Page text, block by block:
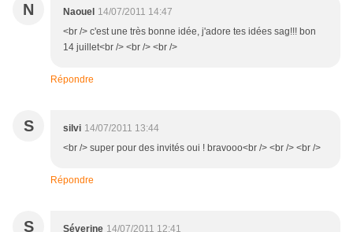
N Naouel 14/07/2011 14:47
<br /> c'est une très bonne idée, j'adore tes idées sag!!! bon
14 juillet<br /> <br /> <br />
Répondre
S silvi 14/07/2011 13:44
<br /> super pour des invités oui ! bravooo<br /> <br /> <br />
Répondre
S Séverine 14/07/2011 12:41